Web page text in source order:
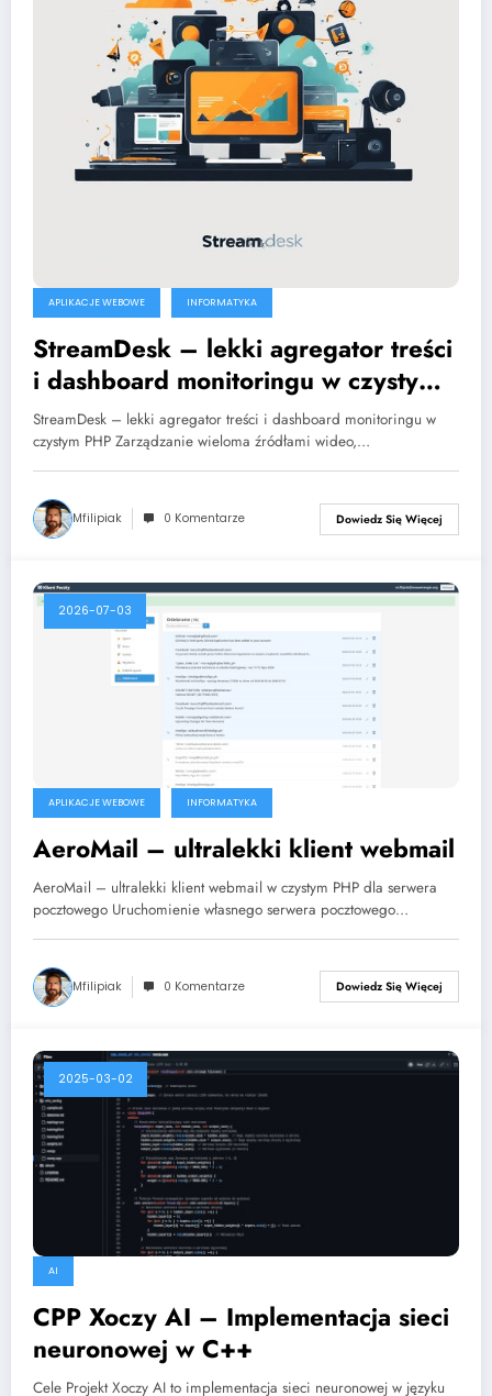
APLIKACJE WEBOWE INFORMATYKA
StreamDesk – lekki agregator treści
i dashboard monitoringu w czystym
PHP
StreamDesk – lekki agregator treści i dashboard monitoringu w
czystym PHP Zarządzanie wieloma źródłami wideo,…
Mfilipiak 0 Komentarze Dowiedz Się Więcej
2026-07-03
APLIKACJE WEBOWE INFORMATYKA
AeroMail – ultralekki klient webmail
AeroMail – ultralekki klient webmail w czystym PHP dla serwera
pocztowego Uruchomienie własnego serwera pocztowego…
Mfilipiak 0 Komentarze Dowiedz Się Więcej
2025-03-02
AI
CPP Xoczy AI – Implementacja sieci
neuronowej w C++
Cele Projekt Xoczy AI to implementacja sieci neuronowej w języku